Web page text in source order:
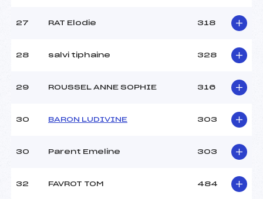
27 RAT Elodie 318
28 salvi tiphaine 328
29 ROUSSEL ANNE SOPHIE 316
30 BARON LUDIVINE 303
30 Parent Emeline 303
32 FAVROT TOM 484